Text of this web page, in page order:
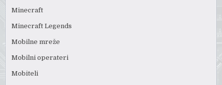
Minecraft
Minecraft Legends
Mobilne mreže
Mobilni operateri
Mobiteli